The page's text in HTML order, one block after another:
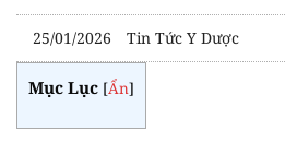
25/01/2026 Tin Tức Y Dược
Mục Lục [Ẩn]